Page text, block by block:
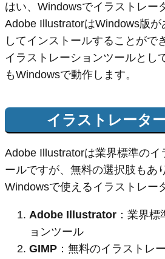
はい、Windowsでイラストレー
Adobe IllustratorはWindows版が
してインストールすることがで
イラストレーションツールとし
もWindowsで動作します。
イラストレータ
Adobe Illustratorは業界標準のイ
ールですが、無料の選択肢もあ
Windowsで使えるイラストレー
Adobe Illustrator ：業界
ョンツール
GIMP ：無料のイラストレ